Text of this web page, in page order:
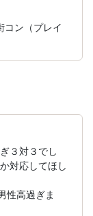
ン（プレイ
３対３でし
対応してほし
性高過ぎま